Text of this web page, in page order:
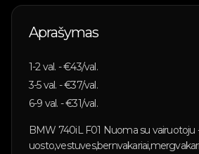
Aprašymas
1-2val. - €43/val.
3-5val. - €37/val.
6-9 val. - €31/val.
BMW 740iL F01 Nuoma su vairuotoju